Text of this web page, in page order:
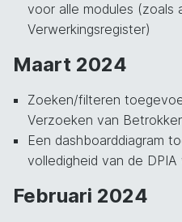
voor alle modules (zoals
Verwerkingsregister)
Maart 2024
Zoeken/filteren
Verzoeken van
Een dashboarddiagram
volledigheid van de
Februari 2024